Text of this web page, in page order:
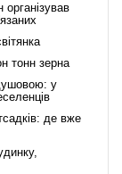
тонн зерна
у
де вже